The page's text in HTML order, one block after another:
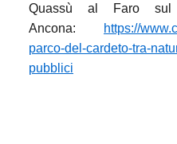
Quassù al Faro
Ancona:
https://
parco-del-cardeto-tra-
pubblici